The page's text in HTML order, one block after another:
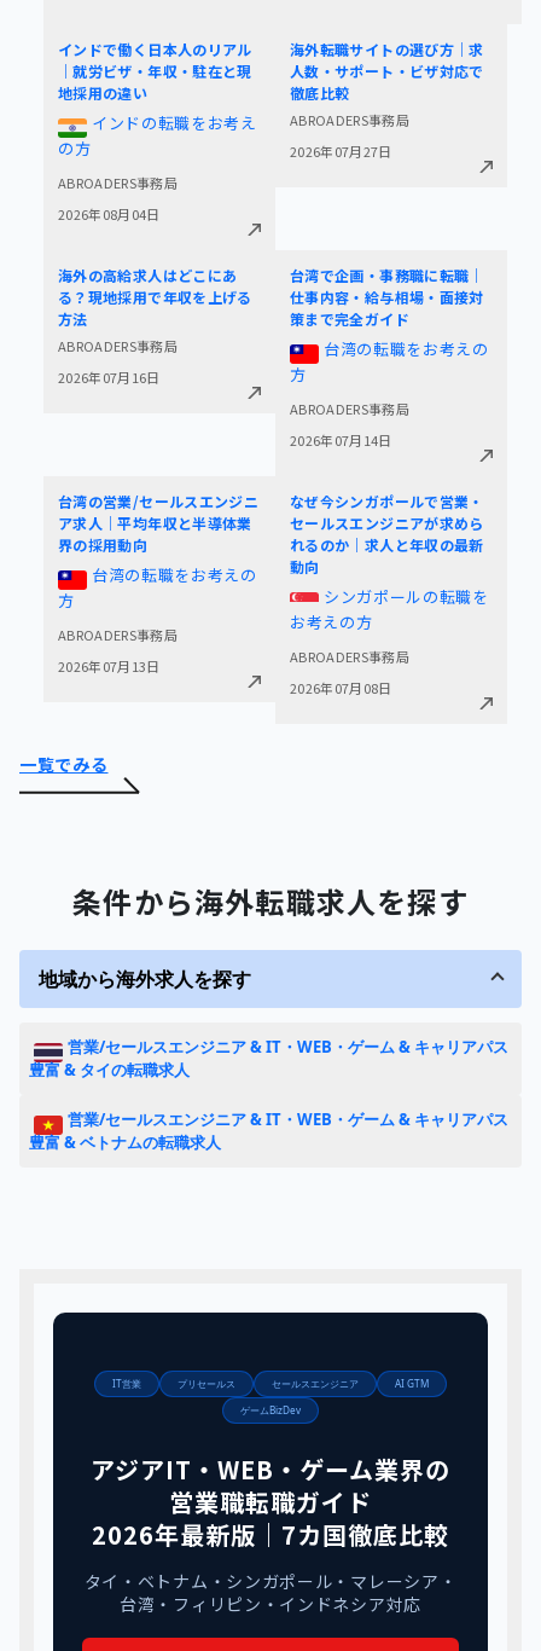
インドで働く日本人のリアル
｜就労ビザ・年収・駐在と現
地採用の違い
インドの転職をお考え
の方
ABROADERS事務局
2026年08月04日
海外転職サイトの選び方｜求
人数・サポート・ビザ対応で
徹底比較
ABROADERS事務局
2026年07月27日
海外の高給求人はどこにあ
る？現地採用で年収を上げる
方法
ABROADERS事務局
2026年07月16日
台湾で企画・事務職に転職｜
仕事内容・給与相場・面接対
策まで完全ガイド
台湾の転職をお考えの
方
ABROADERS事務局
2026年07月14日
台湾の営業/セールスエンジニ
ア求人｜平均年収と半導体業
界の採用動向
台湾の転職をお考えの
方
ABROADERS事務局
2026年07月13日
なぜ今シンガポールで営業・
セールスエンジニアが求めら
れるのか｜求人と年収の最新
動向
シンガポールの転職を
お考えの方
ABROADERS事務局
2026年07月08日
一覧でみる
条件から海外転職求人を探す
地域から海外求人を探す
営業/セールスエンジニア & IT・WEB・ゲーム & キャリアパス
豊富 & タイの転職求人
営業/セールスエンジニア & IT・WEB・ゲーム & キャリアパス
豊富 & ベトナムの転職求人
IT営業 プリセールス セールスエンジニア
AI GTM
ゲームBizDev
アジアIT・WEB・ゲーム業界の
営業職転職ガイド
2026年最新版｜7カ国徹底比較
タイ・ベトナム・シンガポール・マレーシア・
台湾・フィリピン・インドネシア対応